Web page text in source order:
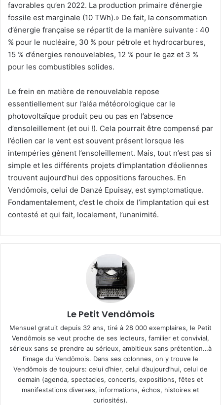
favorables qu’en 2022. La production primaire d’énergie
fossile est marginale (10 TWh).» De fait, la consommation
d’énergie française se répartit de la manière suivante : 40
% pour le nucléaire, 30 % pour pétrole et hydrocarbures,
15 % d’énergies renouvelables, 12 % pour le gaz et 3 %
pour les combustibles solides.
Le frein en matière de renouvelable repose
essentiellement sur l’aléa météorologique car le
photovoltaïque produit peu ou pas en l’absence
d’ensoleillement (et oui !). Cela pourrait être compensé par
l’éolien car le vent est souvent présent lorsque les
intempéries gênent l’ensoleillement. Mais, tout n’est pas si
simple et les différents projets d’implantation d’éoliennes
trouvent aujourd’hui des oppositions farouches. En
Vendômois, celui de Danzé Epuisay, est symptomatique.
Fondamentalement, c’est le choix de l’implantation qui est
contesté et qui fait, localement, l’unanimité.
Le Petit Vendômois
Mensuel gratuit depuis 32 ans, tiré à 28 000 exemplaires, le Petit
Vendômois se veut proche de ses lecteurs, familier et convivial,
sérieux sans se prendre au sérieux, ambitieux sans prétention…à
l’image du Vendômois. Dans ses colonnes, on y trouve le
Vendômois de toujours: celui d’hier, celui d’aujourd’hui, celui de
demain (agenda, spectacles, concerts, expositions, fêtes et
manifestations diverses, informations, échos, histoires et
curiosités).